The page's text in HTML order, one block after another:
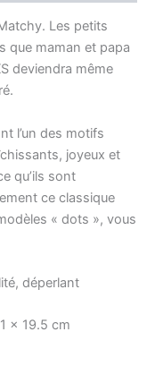
Les petits
que maman et papa
deviendra même
l’un des motifs
joyeux et
qu’ils sont
ce classique
« dots », vous
déperlant
x 19.5 cm